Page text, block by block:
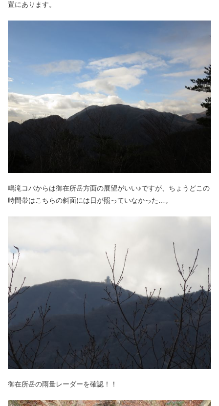
置にあります。
鳴滝コバからは御在所岳方面の展望がいい♪ですが、ちょうどこの
時間帯はこちらの斜面には日が照っていなかった…。
御在所岳の雨量レーダーを確認！！